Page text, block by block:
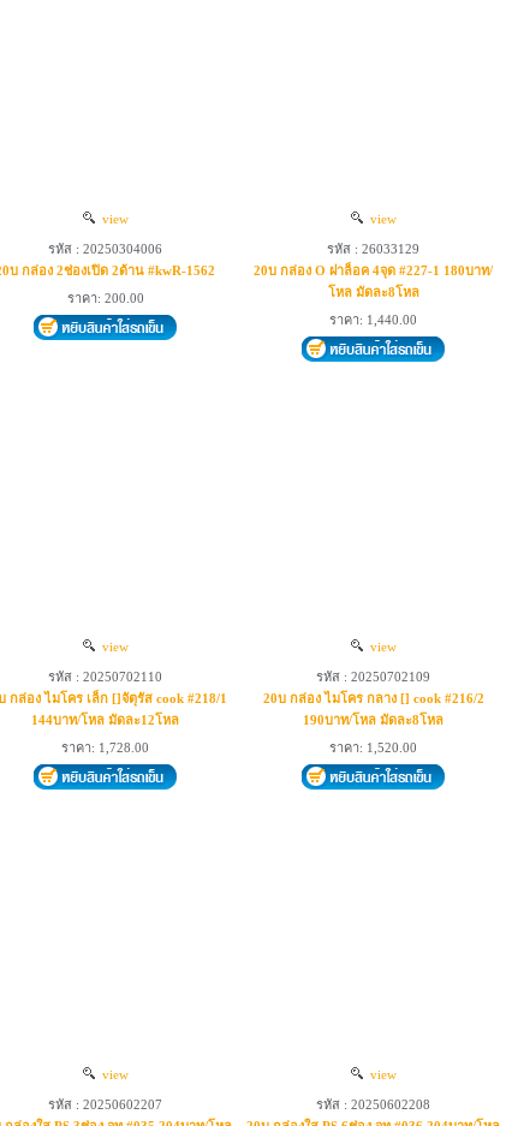
view
รหัส : 20250304006
บ กล่อง 2ช่องเปิด 2ด้าน #kwR-1562
ราคา: 200.00
view
รหัส : 26033129
20บ กล่อง O ฝาล็อค 4จุด #227-1 180บาท/
โหล มัดละ8โหล
ราคา: 1,440.00
view
รหัส : 20250702110
กล่อง ไมโคร เล็ก []จัตุรัส cook #218/1
144บาท/โหล มัดละ12โหล
ราคา: 1,728.00
view
รหัส : 20250702109
20บ กล่อง ไมโคร กลาง [] cook #216/2
190บาท/โหล มัดละ8โหล
ราคา: 1,520.00
view
รหัส : 20250602207
view
รหัส : 20250602208